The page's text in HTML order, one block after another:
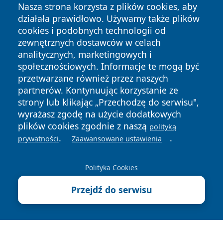
Nasza strona korzysta z plików cookies, aby
działała prawidłowo. Używamy także plików
cookies i podobnych technologii od
zewnętrznych dostawców w celach
analitycznych, marketingowych i
społecznościowych. Informacje te mogą być
przetwarzane również przez naszych
partnerów. Kontynuując korzystanie ze
strony lub klikając „Przechodzę do serwisu",
wyrażasz zgodę na użycie dodatkowych
plików cookies zgodnie z naszą polityką
prywatności. Zaawansowane ustawienia .
Polityka Cookies
Przejdź do serwisu
Copyright © 2026 ostrolecki24.pl Wszystkie prawa
zastrzeżone.
News Autorzy
Polityka
Prywatności
Polityka
Cookies